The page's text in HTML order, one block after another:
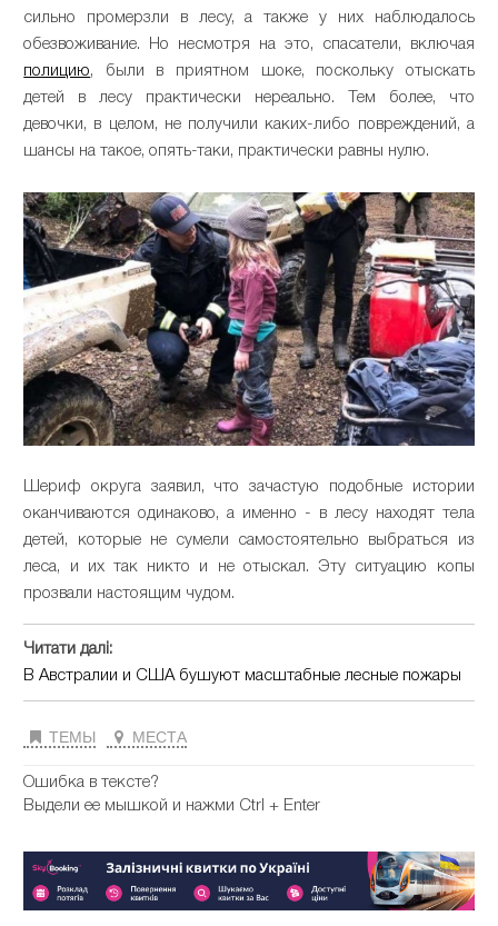
сильно промерзли в лесу, а также у них наблюдалось
обезвоживание. Но несмотря на это, спасатели, включая
полицию, были в приятном шоке, поскольку отыскать
детей в лесу практически нереально. Тем более, что
девочки, в целом, не получили каких-либо повреждений, а
шансы на такое, опять-таки, практически равны нулю.
Шериф округа заявил, что зачастую подобные истории
оканчиваются одинаково, а именно - в лесу находят тела
детей, которые не сумели самостоятельно выбраться из
леса, и их так никто и не отыскал. Эту ситуацию копы
прозвали настоящим чудом.
Читати далі:
В Австралии и США бушуют масштабные лесные пожары
ТЕМЫ МЕСТА
Ошибка в тексте?
Выдели ее мышкой и нажми Ctrl + Enter